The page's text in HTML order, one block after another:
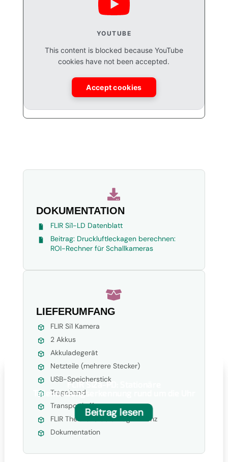
YOUTUBE
This content is blocked because YouTube
cookies have not been accepted.
Accept cookies

DOKUMENTATION
FLIR Si1-LD Datenblatt
Beitrag: Druckluftleckagen berechnen:
ROI-Rechner für Schallkameras

LIEFERUMFANG
FLIR Si1 Kamera
2 Akkus
Akkuladegerät
Netzteile (mehrere Stecker)
USB-Speicherstick
Trageband
Transportkoffer
FLIR Thermal Studio Plugin Lizenz
Dokumentation
FLIR Si2a-PD: Stationäre
Teilentladungserkennung rund um die Uhr
Beitrag lesen